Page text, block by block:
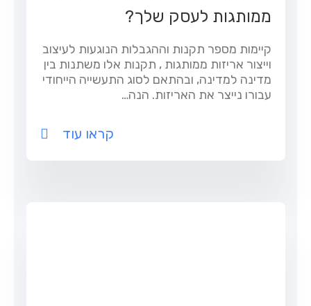
ממותגות לעסק שלך?
קיימות מספר תקנות וההגבלות הנוגעות לעיצוב
וייצור אריזות ממותגות , תקנות אלו משתנות בין
מדינה למדינה, ובהתאם לסוג התעשייה הייחודי
עבורו נייצר את האריזות. הנה…
קראו עוד